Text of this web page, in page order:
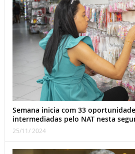
Semana inicia com 33
intermediadas pelo NAT nesta
25/11/ 2024